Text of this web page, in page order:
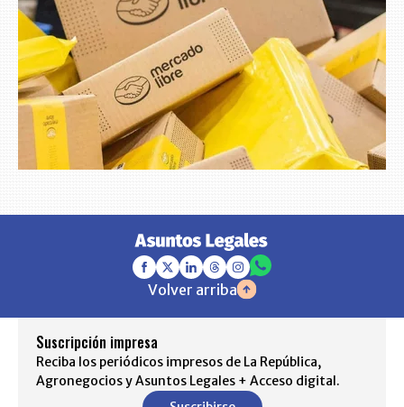
Volver arriba
Suscripción impresa
Reciba los periódicos impresos de La República,
Agronegocios y Asuntos Legales + Acceso digital.